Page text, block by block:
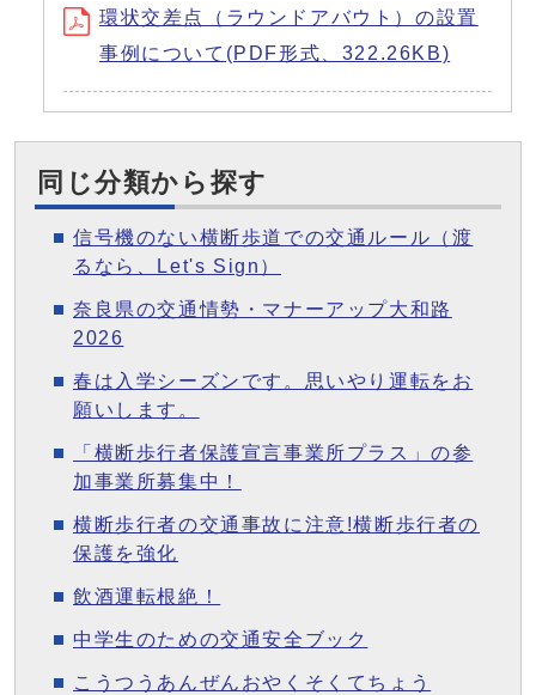
環状交差点（ラウンドアバウト）の設置
事例について(PDF形式、322.26KB)
同じ分類から探す
信号機のない横断歩道での交通ルール（渡
るなら、Let's Sign）
奈良県の交通情勢・マナーアップ大和路
2026
春は入学シーズンです。思いやり運転をお
願いします。
「横断歩行者保護宣言事業所プラス」の参
加事業所募集中！
横断歩行者の交通事故に注意!横断歩行者の
保護を強化
飲酒運転根絶！
中学生のための交通安全ブック
こうつうあんぜんおやくそくてちょう